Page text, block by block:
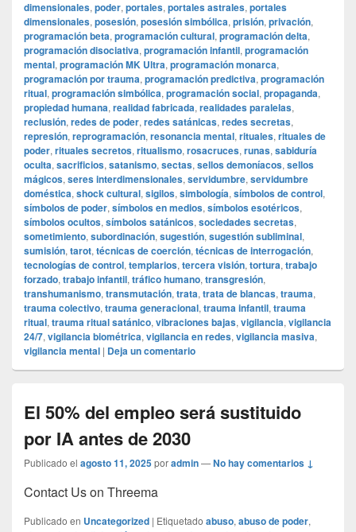
dimensionales, poder, portales, portales astrales, portales
dimensionales, posesión, posesión simbólica, prisión, privación,
programación beta, programación cultural, programación delta,
programación disociativa, programación infantil, programación
mental, programación MK Ultra, programación monarca,
programación por trauma, programación predictiva, programación
ritual, programación simbólica, programación social, propaganda,
propiedad humana, realidad fabricada, realidades paralelas,
reclusión, redes de poder, redes satánicas, redes secretas,
represión, reprogramación, resonancia mental, rituales, rituales de
poder, rituales secretos, ritualismo, rosacruces, runas, sabiduría
oculta, sacrificios, satanismo, sectas, sellos demoníacos, sellos
mágicos, seres interdimensionales, servidumbre, servidumbre
doméstica, shock cultural, sigilos, simbología, símbolos de control,
símbolos de poder, símbolos en medios, símbolos esotéricos,
símbolos ocultos, símbolos satánicos, sociedades secretas,
sometimiento, subordinación, sugestión, sugestión subliminal,
sumisión, tarot, técnicas de coerción, técnicas de interrogación,
tecnologías de control, templarios, tercera visión, tortura, trabajo
forzado, trabajo infantil, tráfico humano, transgresión,
transhumanismo, transmutación, trata, trata de blancas, trauma,
trauma colectivo, trauma generacional, trauma infantil, trauma
ritual, trauma ritual satánico, vibraciones bajas, vigilancia, vigilancia
24/7, vigilancia biométrica, vigilancia en redes, vigilancia masiva,
vigilancia mental | Deja un comentario
El 50% del empleo será sustituido
por IA antes de 2030
Publicado el agosto 11, 2025poradmin—No hay comentarios ↓
Contact Us on Threema
Publicado en Uncategorized | Etiquetado abuso, abuso de poder,